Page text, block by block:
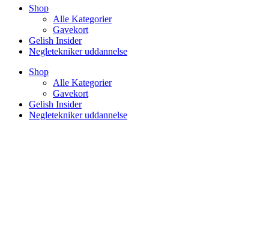
Shop
Alle Kategorier
Gavekort
Gelish Insider
Negletekniker uddannelse
Shop
Alle Kategorier
Gavekort
Gelish Insider
Negletekniker uddannelse